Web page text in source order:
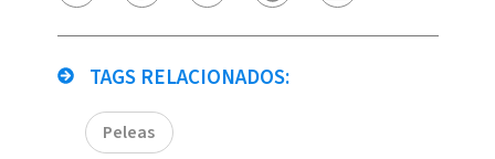
TAGS RELACIONADOS:
Peleas